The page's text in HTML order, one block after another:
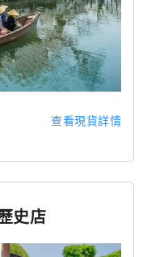
查看現貨詳情
史店